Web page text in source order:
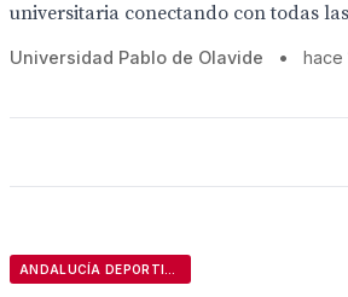
universitaria conectando con todas
Universidad Pablo de Olavide • hace